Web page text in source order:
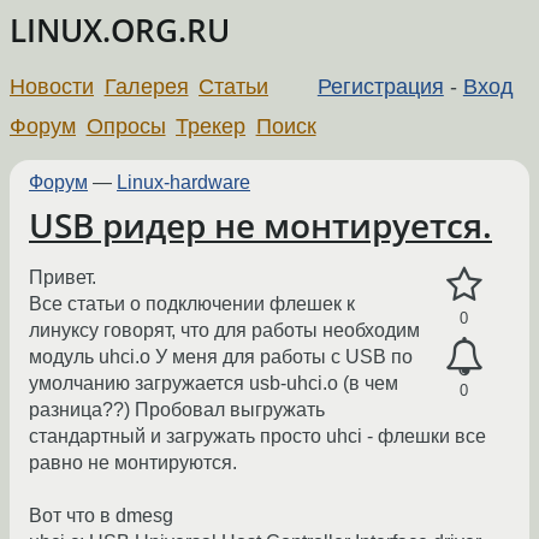
LINUX.ORG.RU
Регистрация - Вход
Новости Галерея Статьи
Форум Опросы Трекер Поиск
Форум — Linux-hardware
USB ридер не монтируется.
0
0
Привет.
Все статьи о подключении флешек к
линуксу говорят, что для работы необходим
модуль uhci.o У меня для работы с USB по
умолчанию загружается usb-uhci.o (в чем
разница??) Пробовал выгружать
стандартный и загружать просто uhci - флешки все
равно не монтируются.
Вот что в dmesg